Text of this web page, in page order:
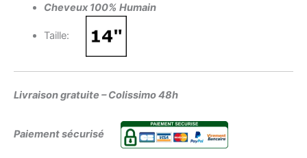
Cheveux 100% Humain
Taille:
Livraison gratuite – Colissimo 48h
Paiement sécurisé